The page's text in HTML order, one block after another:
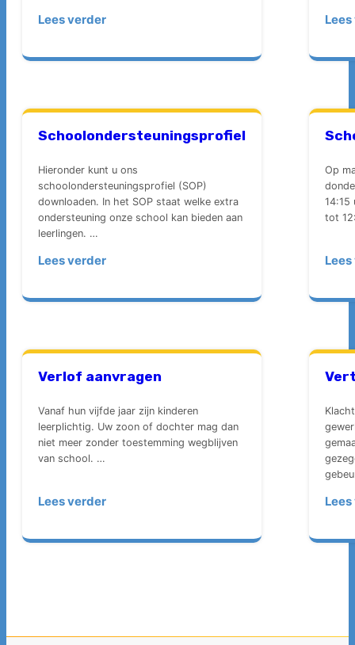
Lees verder
Schoolondersteuningsprofiel
Hieronder kunt u ons
schoolondersteuningsprofiel (SOP)
downloaden. In het SOP staat welke extra
ondersteuning onze school kan bieden aan
leerlingen. …
Lees verder
Op
14:15
tot
Verlof aanvragen
Vanaf hun vijfde jaar zijn kinderen
leerplichtig. Uw zoon of dochter mag dan
niet meer zonder toestemming wegblijven
van school. …
Lees verder